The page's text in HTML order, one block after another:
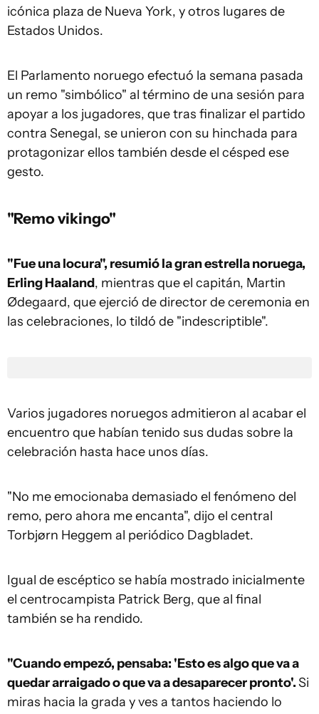
icónica plaza de Nueva York, y otros lugares de
Estados Unidos.
El Parlamento noruego efectuó la semana pasada
un remo "simbólico" al término de una sesión para
apoyar a los jugadores, que tras finalizar el partido
contra Senegal, se unieron con su hinchada para
protagonizar ellos también desde el césped ese
gesto.
"Remo vikingo"
"Fue una locura", resumió la gran estrella noruega,
Erling Haaland, mientras que el capitán, Martin
Ødegaard, que ejerció de director de ceremonia en
las celebraciones, lo tildó de "indescriptible".
Varios jugadores noruegos admitieron al acabar el
encuentro que habían tenido sus dudas sobre la
celebración hasta hace unos días.
"No me emocionaba demasiado el fenómeno del
remo, pero ahora me encanta", dijo el central
Torbjørn Heggem al periódico Dagbladet.
Igual de escéptico se había mostrado inicialmente
el centrocampista Patrick Berg, que al final
también se ha rendido.
"Cuando empezó, pensaba: 'Esto es algo que va a
quedar arraigado o que va a desaparecer pronto'.Si
miras hacia la grada y ves a tantos haciendo lo